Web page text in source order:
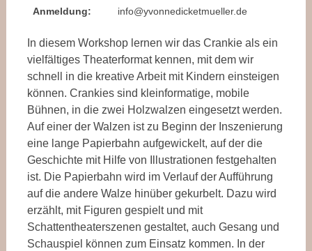
Anmeldung:
info@yvonnedicketmueller.de
In diesem Workshop lernen wir das Crankie als ein
vielfältiges Theaterformat kennen, mit dem wir
schnell in die kreative Arbeit mit Kindern einsteigen
können. Crankies sind kleinformatige, mobile
Bühnen, in die zwei Holzwalzen eingesetzt werden.
Auf einer der Walzen ist zu Beginn der Inszenierung
eine lange Papierbahn aufgewickelt, auf der die
Geschichte mit Hilfe von Illustrationen festgehalten
ist. Die Papierbahn wird im Verlauf der Aufführung
auf die andere Walze hinüber gekurbelt. Dazu wird
erzählt, mit Figuren gespielt und mit
Schattentheaterszenen gestaltet, auch Gesang und
Schauspiel können zum Einsatz kommen. In der